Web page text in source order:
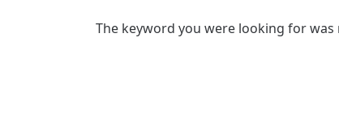
The keyword you were looking for